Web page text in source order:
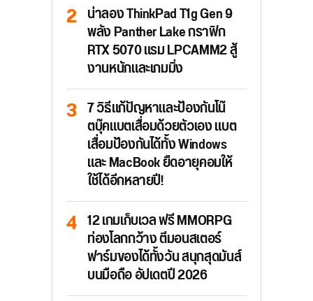
น่าลอง ThinkPad T1g Gen 9
พลัง Panther Lake กราฟิก
RTX 5070 แรม LPCAMM2 สู้
งานหนักและเกมมิ่ง
7 วิธีแก้ปัญหาและป้องกันโน๊
ตบุ๊คแบตเสื่อมด้วยตัวเอง แบต
เสื่อมป้องกันได้ทั้ง Windows
และ MacBook ยืดอายุคอมให้
ใช้ได้อีกหลายปี!
12 เกมเก็บเวล ฟรี MMORPG
ท่องโลกกว้าง ตีมอนสเตอร์
ฟาร์มของได้ทั้งวัน สนุกสุดมันส์
บนมือถือ อัปเดตปี 2026